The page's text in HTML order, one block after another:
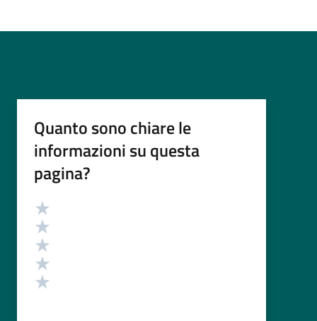
Quanto sono chiare le
informazioni su questa
pagina?
Valutazione